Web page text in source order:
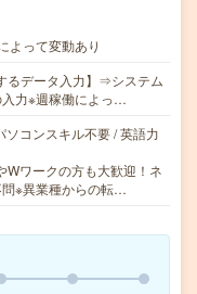
って変動あり
るデータ入力】⇒システム
力※週稼働によっ…
ソコンスキル不要 / 英語力
Wワークの方も大歓迎！ネ
問※異業種からの転…